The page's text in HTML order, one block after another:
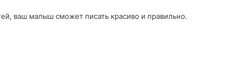
ваш малыш сможет писать красиво и правильно.